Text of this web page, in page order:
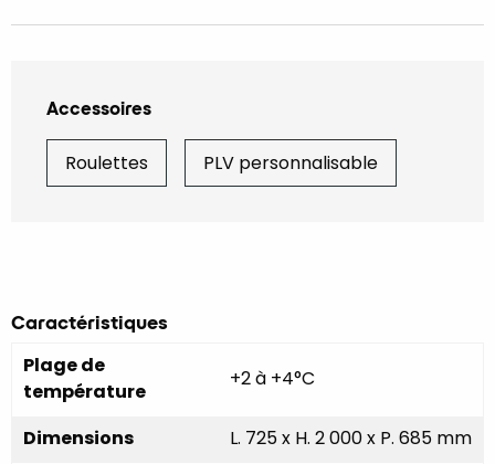
Accessoires
Roulettes PLV personnalisable
Caractéristiques
Plage de
température
+2 à +4°C
Dimensions
L. 725 x H. 2 000 x P. 685 mm